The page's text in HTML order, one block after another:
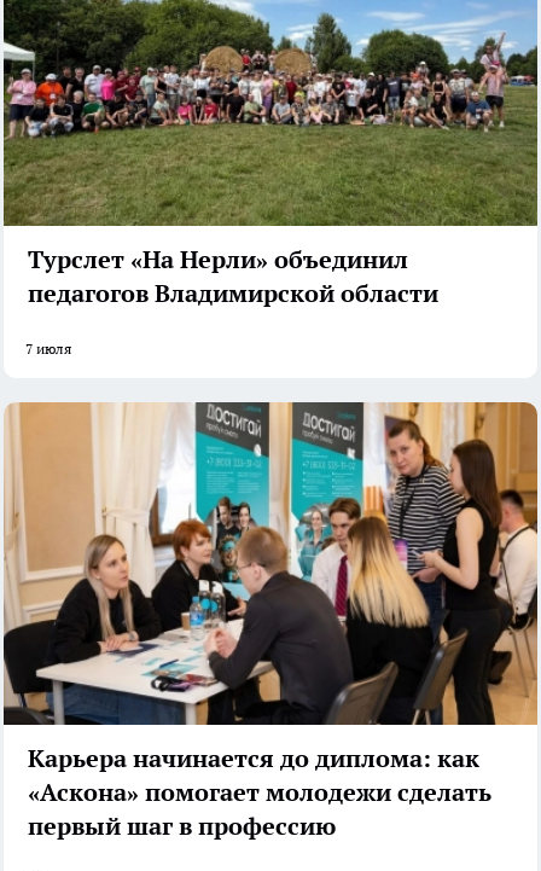
Турслет «На Нерли» объединил
педагогов Владимирской области
7 июля
Карьера начинается до диплома: как
«Аскона» помогает молодежи сделать
первый шаг в профессию